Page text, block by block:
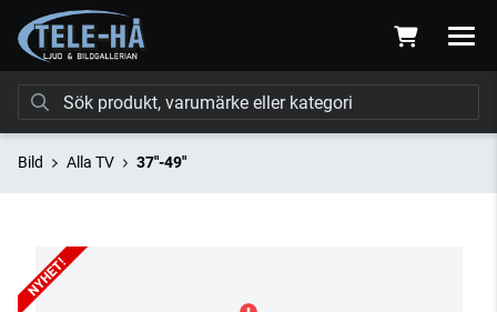
Bild Alla TV 37"-49"